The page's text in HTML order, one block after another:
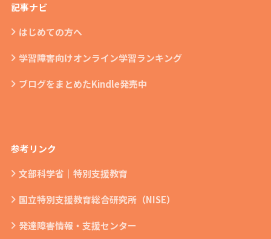
記事ナビ
はじめての方へ
学習障害向けオンライン学習ランキング
ブログをまとめたKindle発売中
参考リンク
文部科学省｜特別支援教育
国立特別支援教育総合研究所（NISE）
発達障害情報・支援センター